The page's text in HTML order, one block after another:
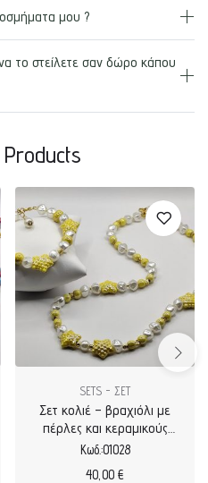
μου ?
το στείλετε σαν δώρο κάπου
Products
SETS - ΣΕΤ
Σετ κολιέ – βραχιόλι με
πέρλες και κεραμικούς
αστερίες
Κωδ.:01028
40,00 €